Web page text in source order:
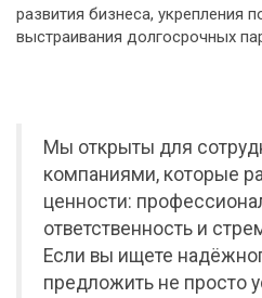
развития бизнеса, укрепления
выстраивания долгосрочных
Мы открыты для
компаниями, которые
ценности:
ответственность и
Если вы ищете
предложить не просто